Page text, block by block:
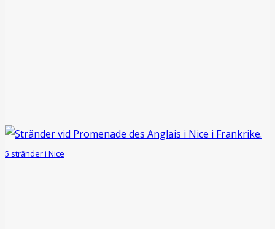
5 stränder i Nice